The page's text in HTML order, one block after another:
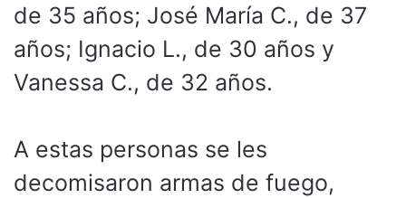
de 35 años; José María C., de 37
años; Ignacio L., de 30 años y
Vanessa C., de 32 años.
A estas personas se les
decomisaron armas de fuego,